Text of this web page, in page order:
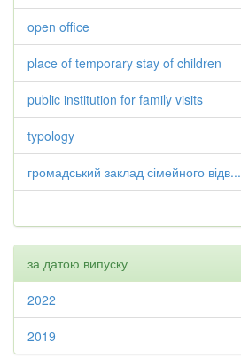
open office
place of temporary stay of children
public institution for family visits
typology
громадський заклад сімейного відв...
за датою випуску
2022
2019